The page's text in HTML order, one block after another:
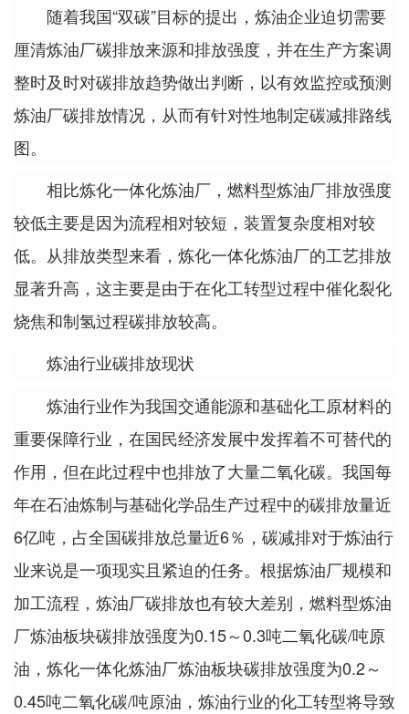
随着我国“双碳”目标的提出，炼油企业迫切需要
厘清炼油厂碳排放来源和排放强度，并在生产方案调
整时及时对碳排放趋势做出判断，以有效监控或预测
炼油厂碳排放情况，从而有针对性地制定碳减排路线
图。
相比炼化一体化炼油厂，燃料型炼油厂排放强度
较低主要是因为流程相对较短，装置复杂度相对较
低。从排放类型来看，炼化一体化炼油厂的工艺排放
显著升高，这主要是由于在化工转型过程中催化裂化
烧焦和制氢过程碳排放较高。
炼油行业碳排放现状
炼油行业作为我国交通能源和基础化工原材料的
重要保障行业，在国民经济发展中发挥着不可替代的
作用，但在此过程中也排放了大量二氧化碳。我国每
年在石油炼制与基础化学品生产过程中的碳排放量近
6亿吨，占全国碳排放总量近6％，碳减排对于炼油行
业来说是一项现实且紧迫的任务。根据炼油厂规模和
加工流程，炼油厂碳排放也有较大差别，燃料型炼油
厂炼油板块碳排放强度为0.15～0.3吨二氧化碳/吨原
油，炼化一体化炼油厂炼油板块碳排放强度为0.2～
0.45吨二氧化碳/吨原油，炼油行业的化工转型将导致